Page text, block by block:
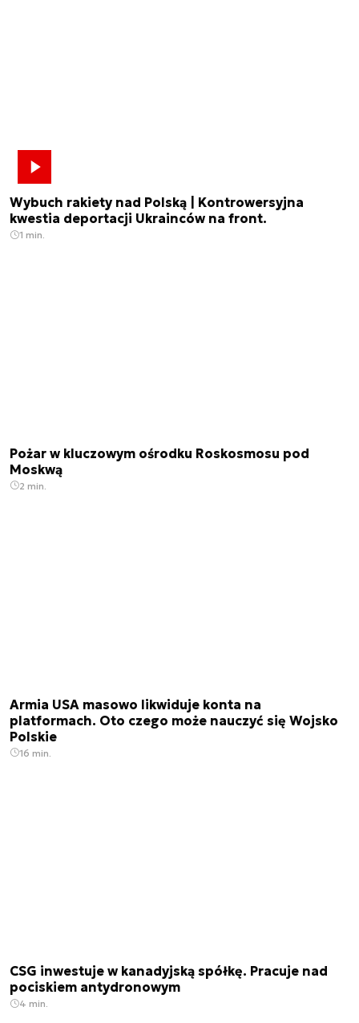
Wybuch rakiety nad Polską | Kontrowersyjna
kwestia deportacji Ukrainców na front.
1 min.
Pożar w kluczowym ośrodku Roskosmosu pod
Moskwą
2 min.
Armia USA masowo likwiduje konta na
platformach. Oto czego może nauczyć się Wojsko
Polskie
16 min.
CSG inwestuje w kanadyjską spółkę. Pracuje nad
pociskiem antydronowym
4 min.